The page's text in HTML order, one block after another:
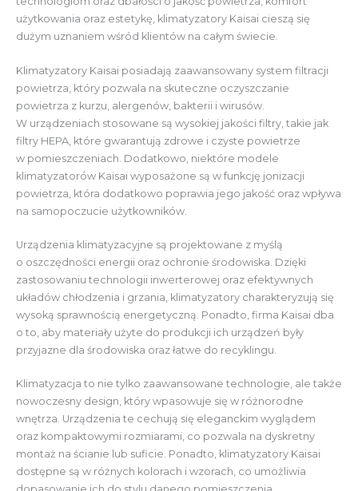
użytkowania oraz estetykę, klimatyzatory Kaisai cieszą się
dużym uznaniem wśród klientów na całym świecie.
Klimatyzatory Kaisai posiadają zaawansowany system filtracji
powietrza, który pozwala na skuteczne oczyszczanie
powietrza z kurzu, alergenów, bakterii i wirusów.
W urządzeniach stosowane są wysokiej jakości filtry, takie jak
filtry HEPA, które gwarantują zdrowe i czyste powietrze
w pomieszczeniach. Dodatkowo, niektóre modele
klimatyzatorów Kaisai wyposażone są w funkcję jonizacji
powietrza, która dodatkowo poprawia jego jakość oraz wpływa
na samopoczucie użytkowników.
Urządzenia klimatyzacyjne są projektowane z myślą
o oszczędności energii oraz ochronie środowiska. Dzięki
zastosowaniu technologii inwerterowej oraz efektywnych
układów chłodzenia i grzania, klimatyzatory charakteryzują się
wysoką sprawnością energetyczną. Ponadto, firma Kaisai dba
o to, aby materiały użyte do produkcji ich urządzeń były
przyjazne dla środowiska oraz łatwe do recyklingu.
Klimatyzacja to nie tylko zaawansowane technologie, ale także
nowoczesny design, który wpasowuje się w różnorodne
wnętrza. Urządzenia te cechują się eleganckim wyglądem
oraz kompaktowymi rozmiarami, co pozwala na dyskretny
montaż na ścianie lub suficie. Ponadto, klimatyzatory Kaisai
dostępne są w różnych kolorach i wzorach, co umożliwia